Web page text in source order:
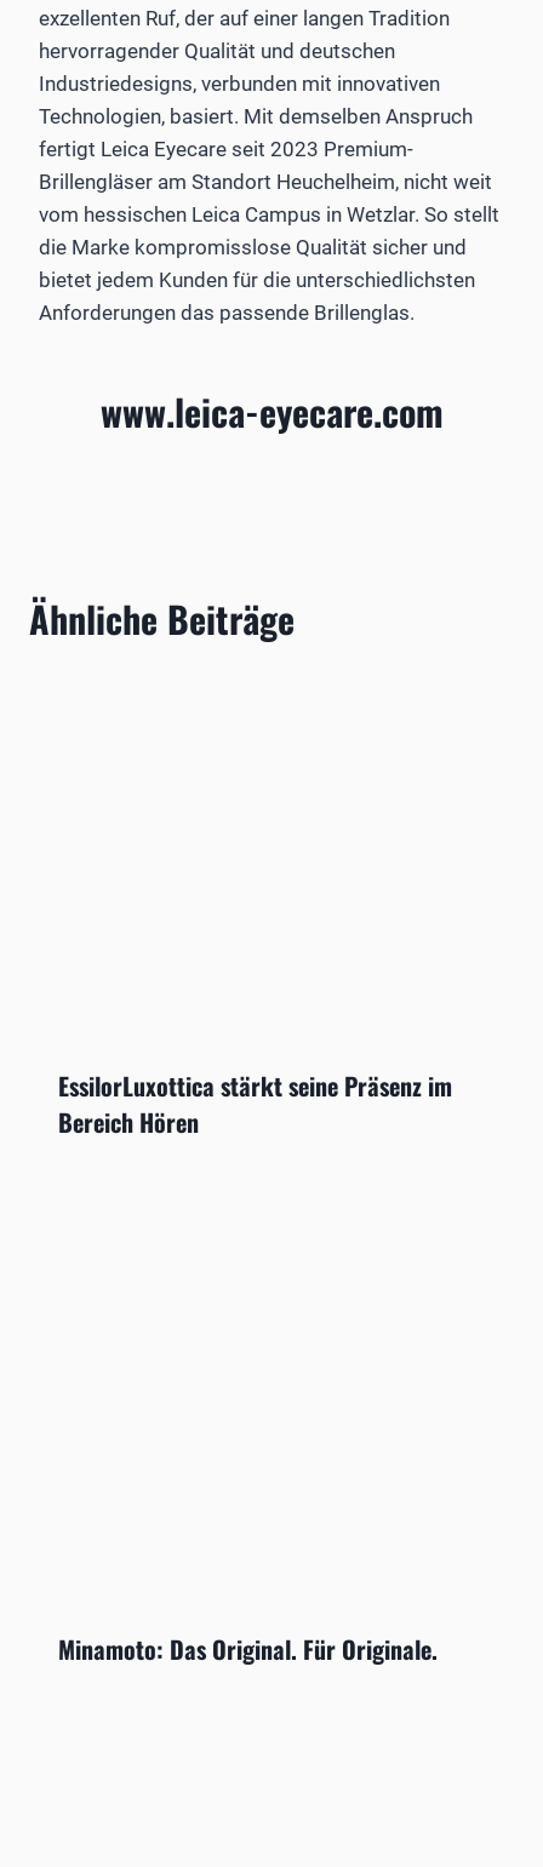
exzellenten Ruf, der auf einer langen Tradition
hervorragender Qualität und deutschen
Industriedesigns, verbunden mit innovativen
Technologien, basiert. Mit demselben Anspruch
fertigt Leica Eyecare seit 2023 Premium-
Brillengläser am Standort Heuchelheim, nicht weit
vom hessischen Leica Campus in Wetzlar. So stellt
die Marke kompromisslose Qualität sicher und
bietet jedem Kunden für die unterschiedlichsten
Anforderungen das passende Brillenglas.
www.leica-eyecare.com
Ähnliche Beiträge
EssilorLuxottica stärkt seine Präsenz im
Bereich Hören
Minamoto: Das Original. Für Originale.